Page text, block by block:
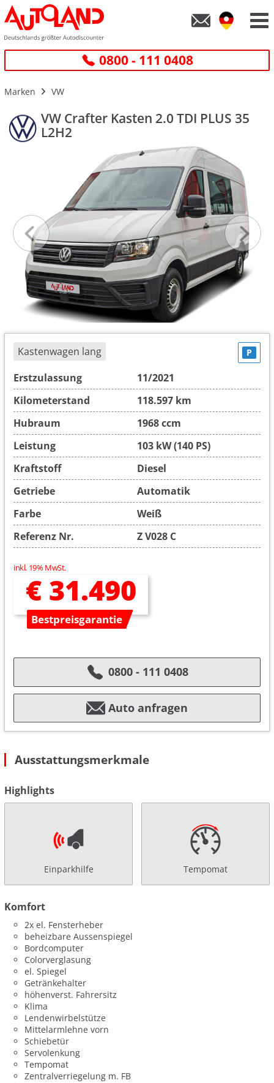
0800 - 111 0408
Marken VW
VW Crafter Kasten 2.0 TDI PLUS 35
L2H2
Kastenwagen lang P
Erstzulassung
11/2021
Kilometerstand
118.597 km
Hubraum
1968 ccm
Leistung
103 kW (140 PS)
Kraftstoff
Diesel
Getriebe
Automatik
Farbe
Weiß
Referenz Nr.
Z V028 C
inkl. 19% MwSt.
€ 31.490
Bestpreisgarantie
0800 - 111 0408
Auto anfragen
Ausstattungsmerkmale
Highlights
Einparkhilfe Tempomat
Komfort
2x el. Fensterheber
beheizbare Aussenspiegel
Bordcomputer
Colorverglasung
el. Spiegel
Getränkehalter
höhenverst. Fahrersitz
Klima
Lendenwirbelstütze
Mittelarmlehne vorn
Schiebetür
Servolenkung
Tempomat
Zentralverriegelung m. FB